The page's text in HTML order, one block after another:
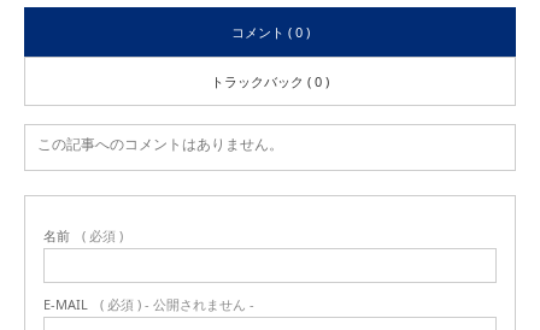
コメント ( 0 )
トラックバック ( 0 )
この記事へのコメントはありません。
名前 ( 必須 )
E-MAIL ( 必須 ) - 公開されません -